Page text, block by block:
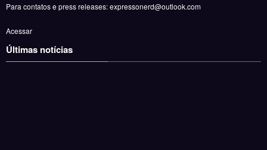
Para contatos e press releases: expressonerd@outlook.com
Acessar
Últimas notícias